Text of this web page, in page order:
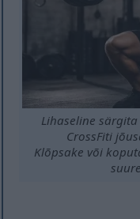
Lihaseline
CrossFiti
Klõpsake või